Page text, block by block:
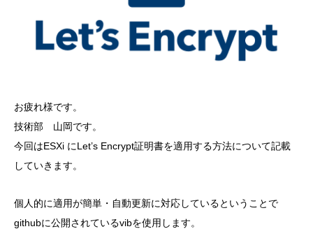
お疲れ様です。
技術部 山岡です。
今回はESXi にLet’s Encrypt証明書を適用する方法について記載
していきます。
個人的に適用が簡単・自動更新に対応しているということで
githubに公開されているvibを使用します。